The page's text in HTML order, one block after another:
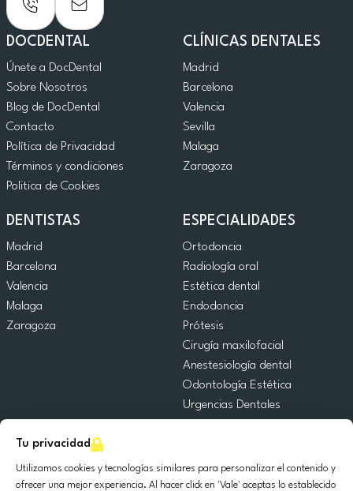
Tu privacidad
Utilizamos cookies y tecnologías similares para personalizar el contenido y
ofrecer una mejor experiencia. Al hacer click en 'Vale' aceptas lo establecido
DOCDENTAL
Únete a DocDental
Sobre Nosotros
Blog de DocDental
Contacto
Política de Privacidad
Términos y condiciones
Politica de Cookies
CLÍNICAS DENTALES
Madrid
Barcelona
Valencia
Sevilla
Malaga
Zaragoza
DENTISTAS
Madrid
Barcelona
Valencia
Malaga
Zaragoza
ESPECIALIDADES
Ortodoncia
Radiología oral
Estética dental
Endodoncia
Prótesis
Cirugía maxilofacial
Anestesiología dental
Odontología Estética
Urgencias Dentales
Cirugía Oral
Implantología dental